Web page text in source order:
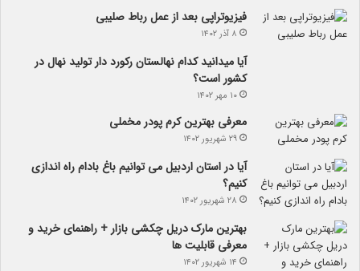
فیزیوتراپی بعد از عمل رباط صلیبی
۸ آذر ۱۴۰۲
آیا می­دانید کدام نهالستان رکورد دار تولید نهال­ در
کشور است؟
۱۰ مهر ۱۴۰۲
معرفی بهترین کرم پودر مخملی
۲۹ شهریور ۱۴۰۲
آیا در استان اردبیل می توانیم باغ بادام راه اندازی
کنیم؟
۲۸ شهریور ۱۴۰۲
بهترین مارک دریل چکشی بازار + راهنمای خرید و
معرفی قابلیت ها
۱۴ شهریور ۱۴۰۲